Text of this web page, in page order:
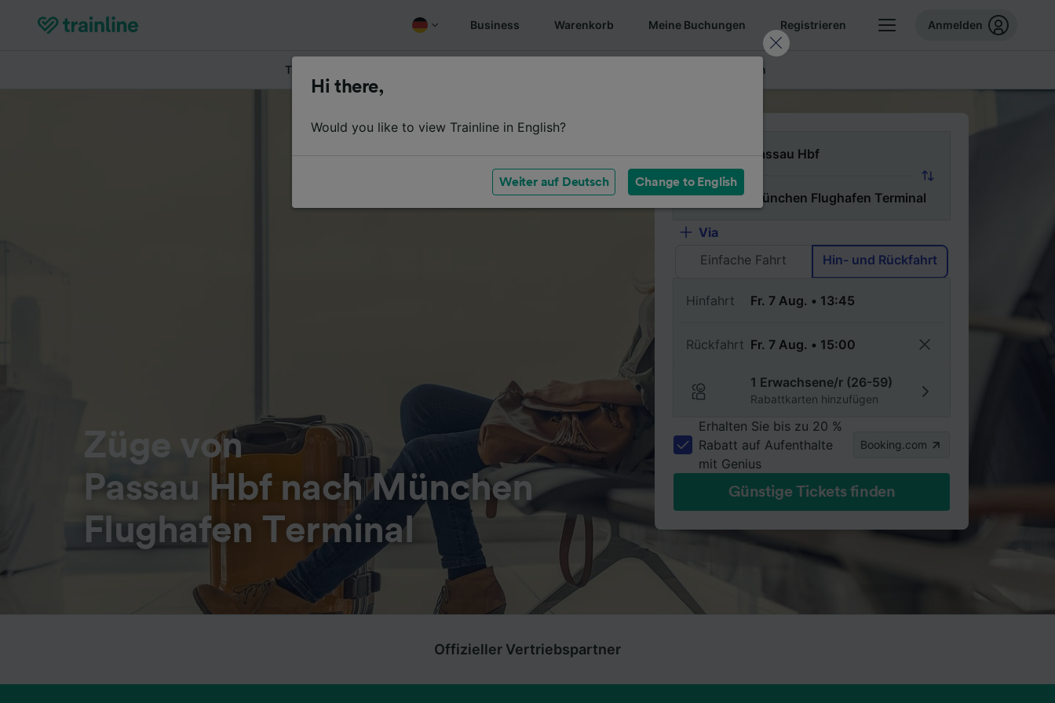
Business Warenkorb Meine Buchungen Registrieren Anmelden
Tickets kaufen Oft gestellte Fragen
Züge von
Passau Hbf nach München
Flughafen Terminal
Von
Nach
Via
Einfache Fahrt
Hin- und Rückfahrt
Hinfahrt
Rückfahrt
1 Erwachsene/r (26-59)
Rabattkarten hinzufügen
Erhalten Sie bis zu 20 %
Rabatt auf Aufenthalte
mit Genius
Booking.com
Günstige Tickets finden
Offizieller Vertriebspartner
Hi there,
Would you like to view Trainline in English?
Weiter auf Deutsch Change to English